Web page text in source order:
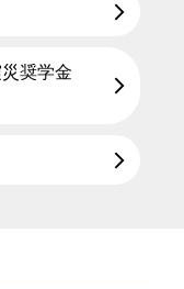
奨学金